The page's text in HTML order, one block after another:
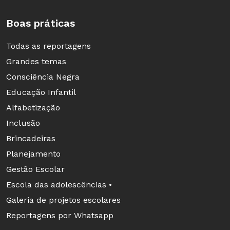
entramos no mérito da causa defendida, mas se
PEC, não seria necessário, ao menos, saber o
LEIA MAIS
elaboração das leis da Educação?
Boas práticas
Todas as reportagens
Grandes temas
Consciência Negra
Educação Infantil
Alfabetização
Inclusão
Brincadeiras
Planejamento
Gestão Escolar
Escola das adolescências •
Galeria de projetos escolares
Reportagens por Whatsapp